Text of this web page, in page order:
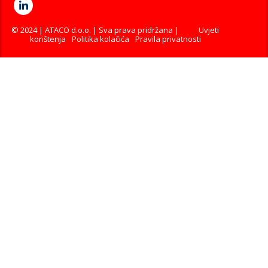
© 2024 | ATACO d.o.o. | Sva prava pridržana |
Uvjeti
korištenja
Politika kolačića Pravila privatnosti